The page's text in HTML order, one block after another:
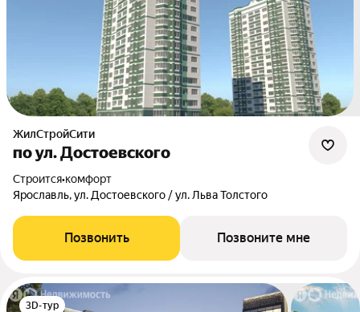
ЖилСтройСити
по ул. Достоевского
Строится•комфорт
Ярославль, ул. Достоевского / ул. Льва Толстого
Позвонить Позвоните мне
3D-тур